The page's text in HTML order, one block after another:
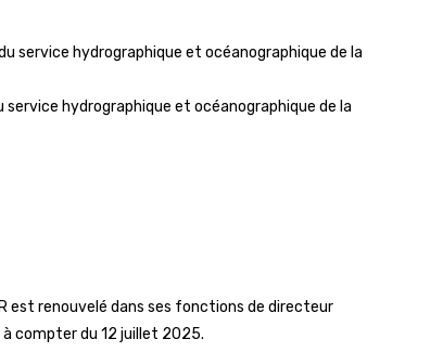
service hydrographique et océanographique de la
hydrographique et océanographique de la
est renouvelé dans ses fonctions de directeur
compter du 12 juillet 2025.